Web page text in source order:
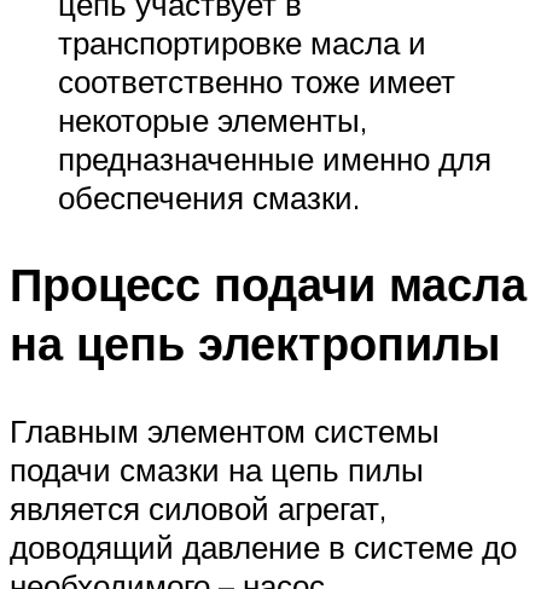
транспортировке масла и
соответственно тоже имеет
некоторые элементы,
предназначенные именно для
обеспечения смазки.
Процесс подачи масла
на цепь электропилы
Главным элементом системы
подачи смазки на цепь пилы
является силовой агрегат,
доводящий давление в системе до